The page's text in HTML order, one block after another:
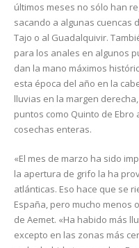
últimos meses no sólo han
sacando a algunas cuencas
Tajo o al Guadalquivir.
para los anales en algunos
dan la mano máximos
esta época del año en la
lluvias en la margen
puntos como Quinto de
cosechas enteras.
«El mes de marzo ha sido
la apertura de grifo la ha
atlánticas. Eso hace que se
España, pero mucho menos
de Aemet. «Ha habido más
excepto en las zonas más